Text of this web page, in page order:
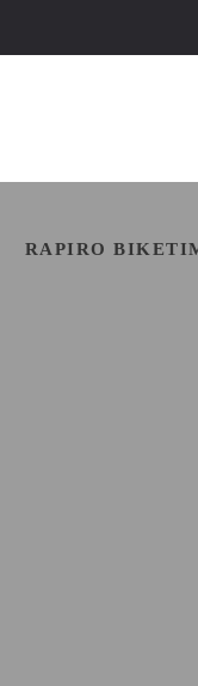
RAPIRO
RAPIRO